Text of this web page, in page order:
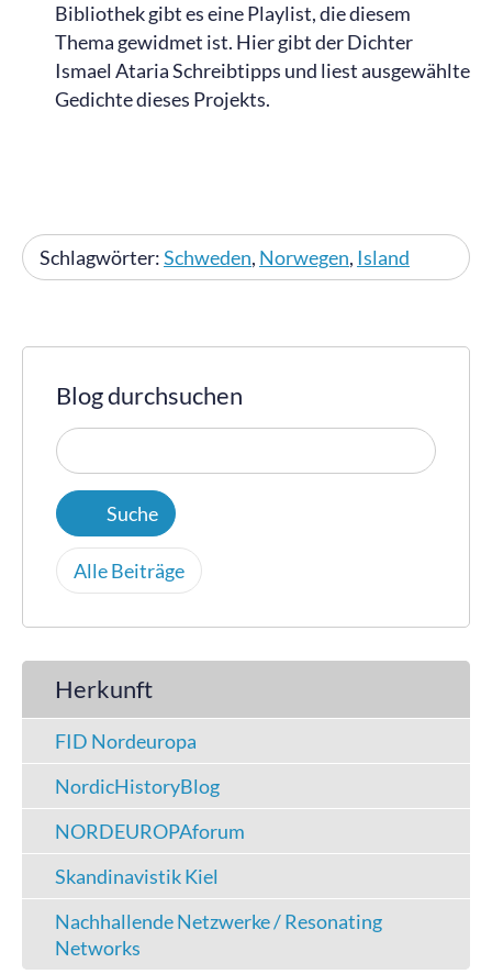
Bibliothek gibt es eine Playlist, die diesem
Thema gewidmet ist. Hier gibt der Dichter
Ismael Ataria Schreibtipps und liest ausgewählte
Gedichte dieses Projekts.
Schlagwörter:Schweden, Norwegen, Island
Blog durchsuchen
Alle Beiträge
Herkunft
FID Nordeuropa
NordicHistoryBlog
NORDEUROPAforum
Skandinavistik Kiel
Nachhallende Netzwerke / Resonating
Networks